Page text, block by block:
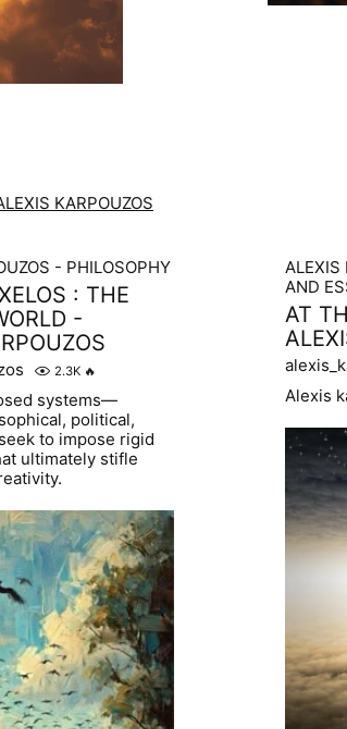
KARPOUZOS
- PHILOSOPHY
: THE
-
2.3K 🔥
systems—
political,
to impose rigid
ultimately stifle
ALEXIS
AND
AT
Alexis